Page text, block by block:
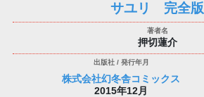
サユリ 完全版
押切蓮介
株式会社幻冬舎コミックス
2015年12月